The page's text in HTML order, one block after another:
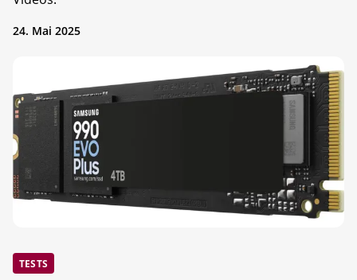
24. Mai 2025
TESTS